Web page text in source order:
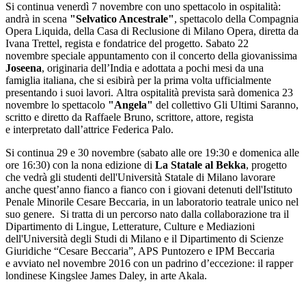
Si continua venerdì 7 novembre con uno spettacolo in ospitalità:
andrà in scena "Selvatico Ancestrale", spettacolo della Compagnia
Opera Liquida, della Casa di Reclusione di Milano Opera, diretta da
Ivana Trettel, regista e fondatrice del progetto. Sabato 22
novembre speciale appuntamento con il concerto della giovanissima
Joseena, originaria dell’India e adottata a pochi mesi da una
famiglia italiana, che si esibirà per la prima volta ufficialmente
presentando i suoi lavori. Altra ospitalità prevista sarà domenica 23
novembre lo spettacolo "Angela" del collettivo Gli Ultimi Saranno,
scritto e diretto da Raffaele Bruno, scrittore, attore, regista
e interpretato dall’attrice Federica Palo.
Si continua 29 e 30 novembre (sabato alle ore 19:30 e domenica alle
ore 16:30) con la nona edizione di La Statale al Bekka, progetto
che vedrà gli studenti dell'Università Statale di Milano lavorare
anche quest’anno fianco a fianco con i giovani detenuti dell'Istituto
Penale Minorile Cesare Beccaria, in un laboratorio teatrale unico nel
suo genere. Si tratta di un percorso nato dalla collaborazione tra il
Dipartimento di Lingue, Letterature, Culture e Mediazioni
dell'Università degli Studi di Milano e il Dipartimento di Scienze
Giuridiche “Cesare Beccaria”, APS Puntozero e IPM Beccaria
e avviato nel novembre 2016 con un padrino d’eccezione: il rapper
londinese Kingslee James Daley, in arte Akala.